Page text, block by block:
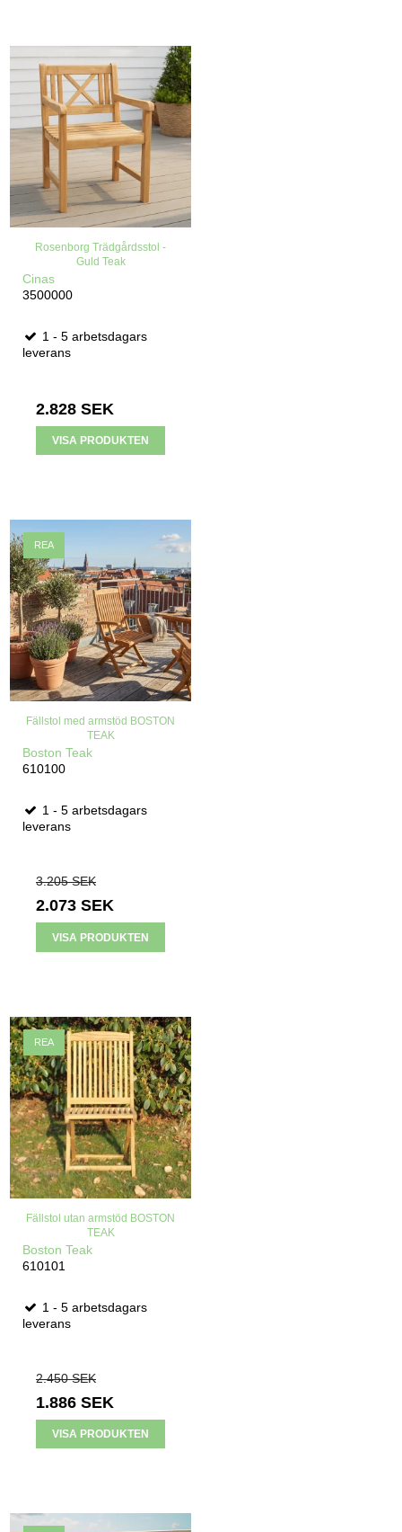
Rosenborg Trädgårdsstol -
Guld Teak
Cinas
3500000
1 - 5 arbetsdagars
leverans
2.828 SEK
VISA PRODUKTEN
REA
Fällstol med armstöd BOSTON
TEAK
Boston Teak
610100
1 - 5 arbetsdagars
leverans
3.205 SEK
2.073 SEK
VISA PRODUKTEN
REA
Fällstol utan armstöd BOSTON
TEAK
Boston Teak
610101
1 - 5 arbetsdagars
leverans
2.450 SEK
1.886 SEK
VISA PRODUKTEN